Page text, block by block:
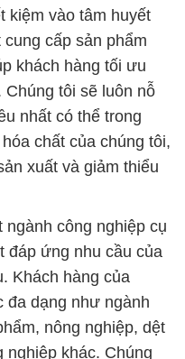
kiệm vào tâm huyết
cấp sản phẩm
khách hàng tối ưu
Chúng tôi sẽ luôn nỗ
nhất có thể trong
chất của chúng tôi,
xuất và giảm thiểu
công nghiệp cụ
đáp ứng nhu cầu của
Khách hàng của
đa dạng như ngành
nông nghiệp, dệt
nghiệp khác. Chúng